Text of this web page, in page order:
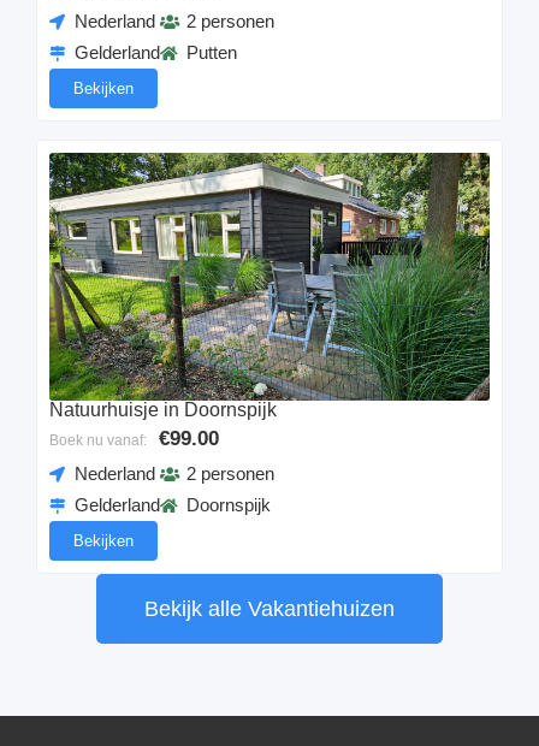
Nederland
Gelderland
2 personen
Putten
Bekijken
Natuurhuisje in Doornspijk
Boek nu vanaf: €99.00
Nederland
Gelderland
2 personen
Doornspijk
Bekijken
Bekijk alle Vakantiehuizen